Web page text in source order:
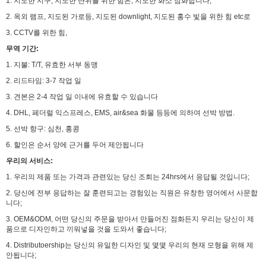
2. 옥외 램프, 지도된 가로등, 지도된 downlight, 지도된 홍수 빛을 위한 힘 etc로
3. CCTV를 위한 힘,
무역 기간:
1. 지불: T/T, 유효한 서부 동맹
2. 리드타임: 3-7 작업 일
3. 견본은 2-4 작업 일 이내에 유효할 수 있습니다
4. DHL, 페더럴 익스프레스, EMS, air&sea 화물 등등에 의하여 선박 방법.
5. 선박 항구: 심천, 홍콩
6. 할인은 순서 양에 근거를 두어 제안됩니다
우리의 서비스:
1. 우리의 제품 또는 가격과 관련있는 당신 조회는 24hrs에서 응답될 것입니다;
2. 당신에 전부 응답하는 잘 훈련되고는 경험있는 직원은 유창한 영어에서 사문합
니다;
3. OEM&ODM, 어떤 당신의 주문을 받아서 만들어진 점화든지 우리는 당신이 제
품으로 디자인하고 끼워넣을 것을 도와서 좋습니다;
4. Distributoership는 당신의 유일한 디자인 및 몇몇 우리의 현재 모형을 위해 제
안됩니다;